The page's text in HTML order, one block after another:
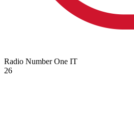
Radio Number One IT
26